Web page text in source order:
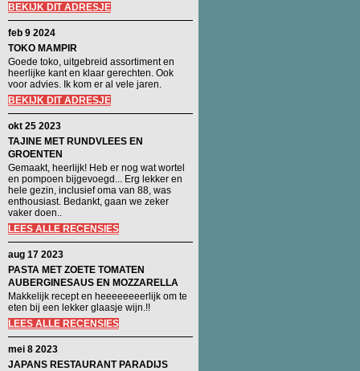
BEKIJK DIT ADRESJE
feb 9 2024
TOKO MAMPIR
Goede toko, uitgebreid assortiment en
heerlijke kant en klaar gerechten. Ook
voor advies. Ik kom er al vele jaren.
BEKIJK DIT ADRESJE
okt 25 2023
TAJINE MET RUNDVLEES EN
GROENTEN
Gemaakt, heerlijk! Heb er nog wat wortel
en pompoen bijgevoegd... Erg lekker en
hele gezin, inclusief oma van 88, was
enthousiast. Bedankt, gaan we zeker
vaker doen..
LEES ALLE RECENSIES
aug 17 2023
PASTA MET ZOETE TOMATEN
AUBERGINESAUS EN MOZZARELLA
Makkelijk recept en heeeeeeeerlijk om te
eten bij een lekker glaasje wijn.!!
LEES ALLE RECENSIES
mei 8 2023
JAPANS RESTAURANT PARADIJS